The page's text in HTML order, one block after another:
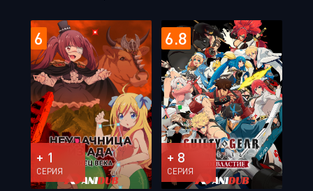
6
+ 1
СЕРИЯ
6.8
+ 8
СЕРИЯ